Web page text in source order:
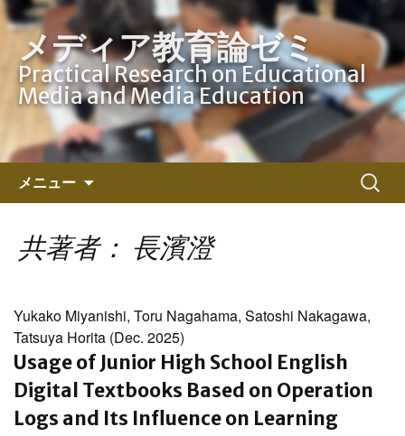
メディア教育論ゼミ
Practical Research on Educational
Media and Media Education
メニュー
ン
ツ
キ
ッ
プ
検
索:
共著者： 長濱澄
Yukako Miyanishi, Toru Nagahama, Satoshi Nakagawa,
Tatsuya Horita (Dec. 2025)
Usage of Junior High School English
Digital Textbooks Based on Operation
Logs and Its Influence on Learning